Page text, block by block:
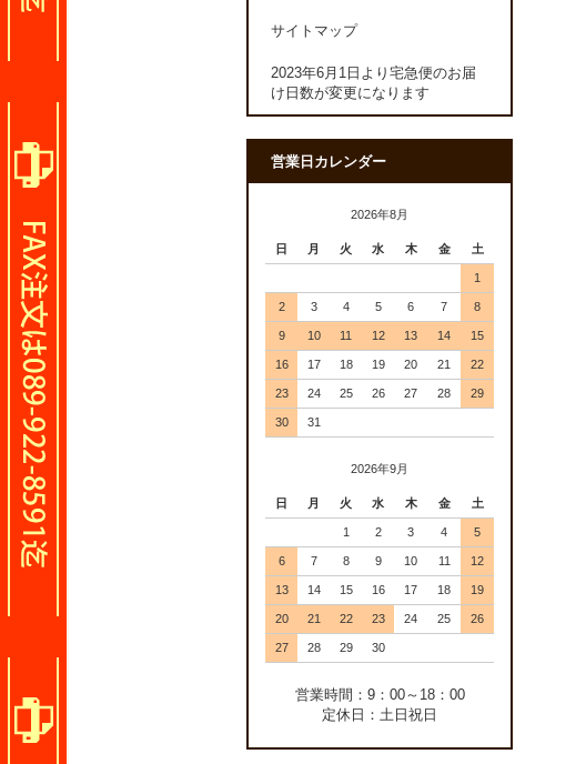
サイトマップ
2023年6月1日より宅急便のお届
け日数が変更になります
営業日カレンダー
2026年8月
日 月 火 水 木 金 土
1
2 3 4 5 6 7 8
9 10 11 12 13 14 15
16 17 18 19 20 21 22
23 24 25 26 27 28 29
30 31
2026年9月
日 月 火 水 木 金 土
1 2 3 4 5
6 7 8 9 10 11 12
13 14 15 16 17 18 19
20 21 22 23 24 25 26
27 28 29 30
営業時間：9：00～18：00
定休日：土日祝日